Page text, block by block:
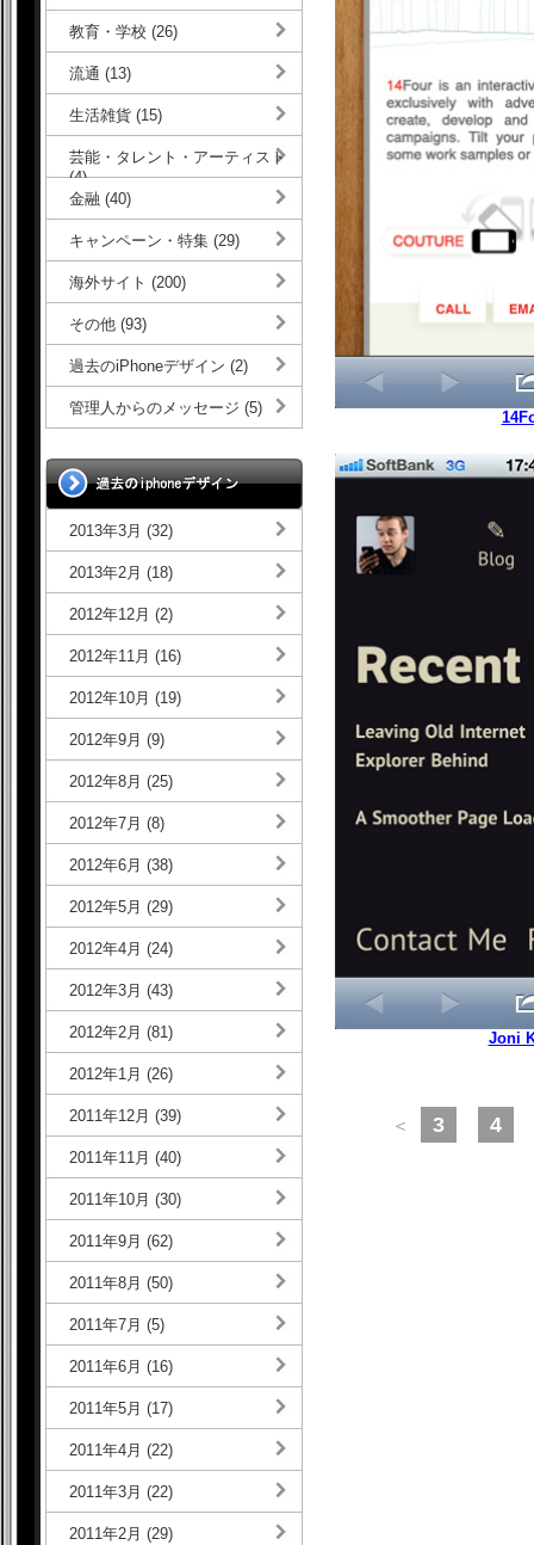
Joni
＜ 3 4
教育・学校 (26)
流通 (13)
生活雑貨 (15)
芸能・タレント・アーティスト
(4)
金融 (40)
キャンペーン・特集 (29)
海外サイト (200)
その他 (93)
過去のiPhoneデザイン (2)
管理人からのメッセージ (5)
2013年3月 (32)
2013年2月 (18)
2012年12月 (2)
2012年11月 (16)
2012年10月 (19)
2012年9月 (9)
2012年8月 (25)
2012年7月 (8)
2012年6月 (38)
2012年5月 (29)
2012年4月 (24)
2012年3月 (43)
2012年2月 (81)
2012年1月 (26)
2011年12月 (39)
2011年11月 (40)
2011年10月 (30)
2011年9月 (62)
2011年8月 (50)
2011年7月 (5)
2011年6月 (16)
2011年5月 (17)
2011年4月 (22)
2011年3月 (22)
2011年2月 (29)